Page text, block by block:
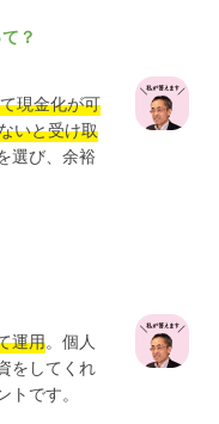
？
現金化が可
いと受け取
選び、余裕
運用。個人
をしてくれ
トです。